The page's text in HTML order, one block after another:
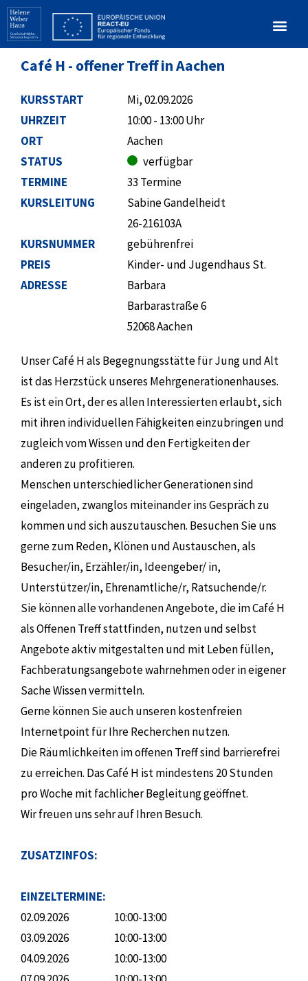
Café H - offener Treff in Aachen
KURSSTART
UHRZEIT
ORT
STATUS
TERMINE
Mi, 02.09.2026
10:00 - 13:00 Uhr
Aachen
verfügbar
33 Termine
KURSLEITUNG
KURSNUMMER
PREIS
ADRESSE
Sabine Gandelheidt
26-216103A
gebührenfrei
Kinder- und Jugendhaus St.
Barbara
Barbarastraße 6
52068 Aachen
Unser Café H als Begegnungsstätte für Jung und Alt
ist das Herzstück unseres Mehrgenerationenhauses.
Es ist ein Ort, der es allen Interessierten erlaubt, sich
mit ihren individuellen Fähigkeiten einzubringen und
zugleich vom Wissen und den Fertigkeiten der
anderen zu profitieren.
Menschen unterschiedlicher Generationen sind
eingeladen, zwanglos miteinander ins Gespräch zu
kommen und sich auszutauschen. Besuchen Sie uns
gerne zum Reden, Klönen und Austauschen, als
Besucher/in, Erzähler/in, Ideengeber/ in,
Unterstützer/in, Ehrenamtliche/r, Ratsuchende/r.
Sie können alle vorhandenen Angebote, die im Café H
als Offenen Treff stattfinden, nutzen und selbst
Angebote aktiv mitgestalten und mit Leben füllen,
Fachberatungsangebote wahrnehmen oder in eigener
Sache Wissen vermitteln.
Gerne können Sie auch unseren kostenfreien
Internetpoint für Ihre Recherchen nutzen.
Die Räumlichkeiten im offenen Treff sind barrierefrei
zu erreichen. Das Café H ist mindestens 20 Stunden
pro Woche mit fachlicher Begleitung geöffnet.
Wir freuen uns sehr auf Ihren Besuch.
ZUSATZINFOS:
EINZELTERMINE:
02.09.2026
10:00-13:00
03.09.2026
10:00-13:00
04.09.2026
10:00-13:00